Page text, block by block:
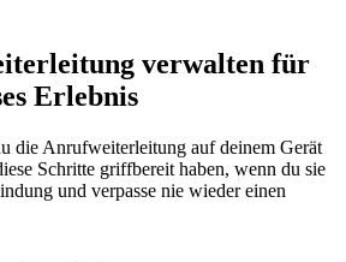
verwalten für
Erlebnis
die Anrufweiterleitung auf deinem Gerät
Schritte griffbereit haben, wenn du sie
und verpasse nie wieder einen